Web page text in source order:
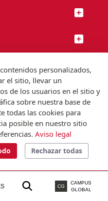
CG
CAMPUS
GLOBAL
Fabra
20 00
personalizados,
el sitio, llevar un
de los usuarios en el sitio y
sobre nuestra base de
todas las cookies para
posible en nuestro sitio
Aviso legal
Rechazar todas